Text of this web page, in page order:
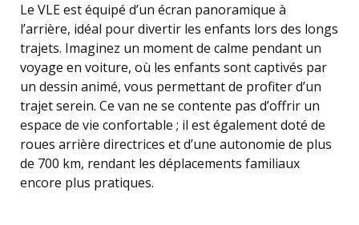
Le VLE est équipé d’un écran panoramique à
l’arrière, idéal pour divertir les enfants lors des longs
trajets. Imaginez un moment de calme pendant un
voyage en voiture, où les enfants sont captivés par
un dessin animé, vous permettant de profiter d’un
trajet serein. Ce van ne se contente pas d’offrir un
espace de vie confortable ; il est également doté de
roues arrière directrices et d’une autonomie de plus
de 700 km, rendant les déplacements familiaux
encore plus pratiques.